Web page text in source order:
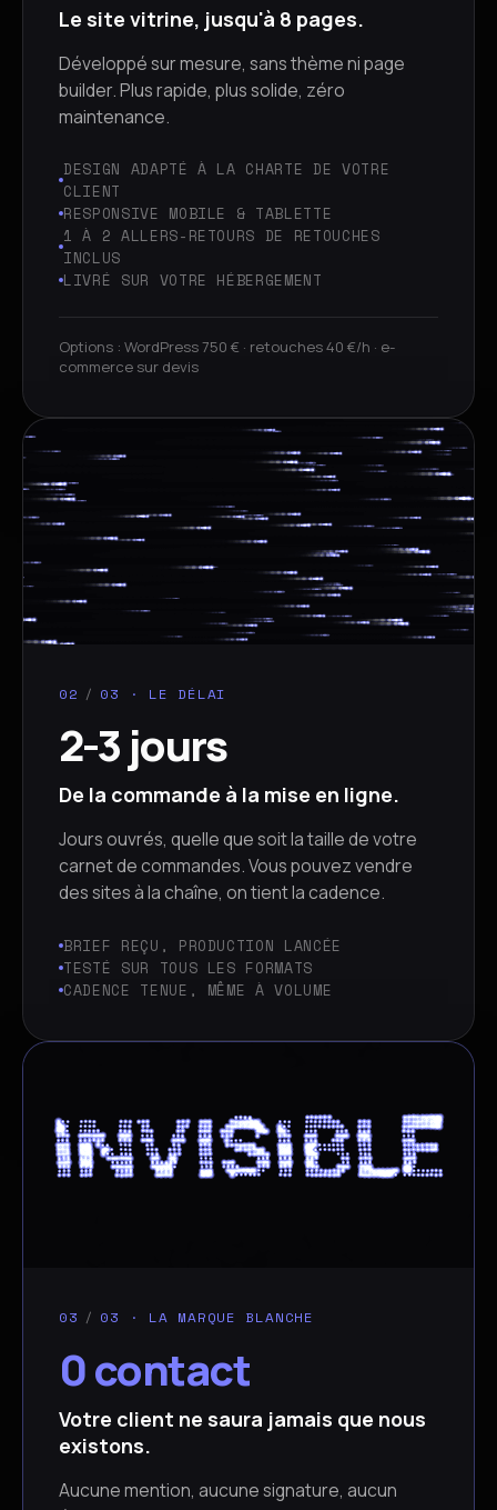
Le site vitrine, jusqu'à 8 pages.
Développé sur mesure, sans thème ni page
builder. Plus rapide, plus solide, zéro
maintenance.
DESIGN ADAPTÉ À LA CHARTE DE VOTRE
CLIENT
RESPONSIVE MOBILE & TABLETTE
1 À 2 ALLERS-RETOURS DE RETOUCHES
INCLUS
LIVRÉ SUR VOTRE HÉBERGEMENT
Options : WordPress 750 € · retouches 40 €/h · e-
commerce sur devis
02 / 03 · LE DÉLAI
2-3 jours
De la commande à la mise en ligne.
Jours ouvrés, quelle que soit la taille de votre
carnet de commandes. Vous pouvez vendre
des sites à la chaîne, on tient la cadence.
BRIEF REÇU, PRODUCTION LANCÉE
TESTÉ SUR TOUS LES FORMATS
CADENCE TENUE, MÊME À VOLUME
03 / 03 · LA MARQUE BLANCHE
0 contact
Votre client ne saura jamais que nous
existons.
Aucune mention, aucune signature, aucun